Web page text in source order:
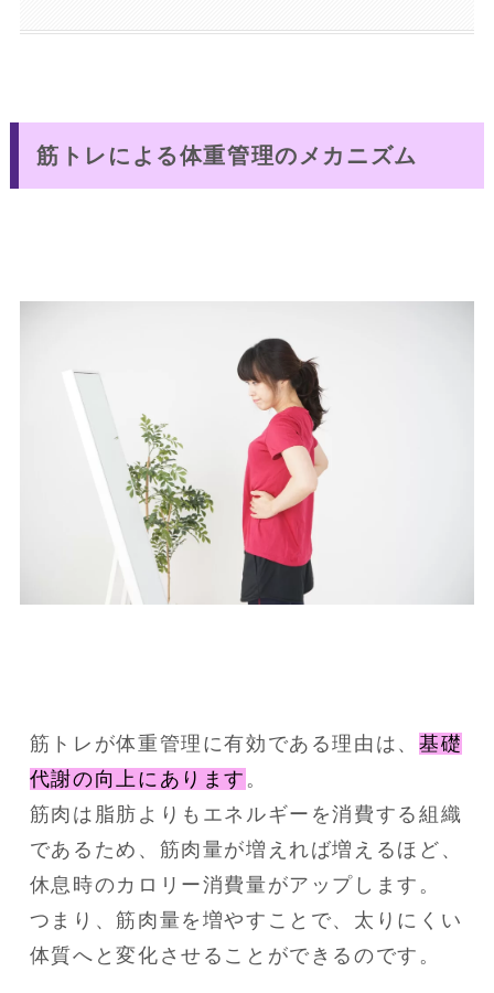
筋トレによる体重管理のメカニズム
筋トレが体重管理に有効である理由は、 基礎
代謝の向上にあります 。
筋肉は脂肪よりもエネルギーを消費する組織
であるため、筋肉量が増えれば増えるほど、
休息時のカロリー消費量がアップします。
つまり、筋肉量を増やすことで、太りにくい
体質へと変化させることができるのです。